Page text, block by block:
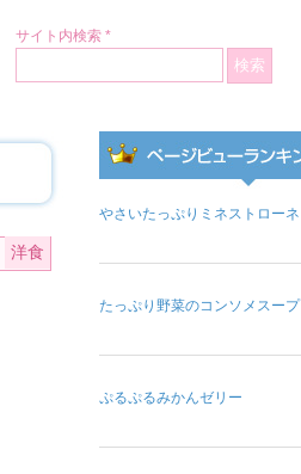
サイト内検索 *
洋食
やさいたっぷりミネストローネ
たっぷり野菜のコンソメスープ
ぷるぷるみかんゼリー